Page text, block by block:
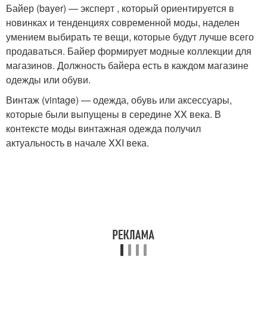
Байер (bayer) — эксперт , который ориентируется в
новинках и тенденциях современной моды, наделен
умением выбирать те вещи, которые будут лучше всего
продаваться. Байер формирует модные коллекции для
магазинов. Должность байера есть в каждом магазине
одежды или обуви.
Винтаж (vintage) — одежда, обувь или аксессуары,
которые были выпущены в середине XX века. В
контексте моды винтажная одежда получил
актуальность в начале XXI века.